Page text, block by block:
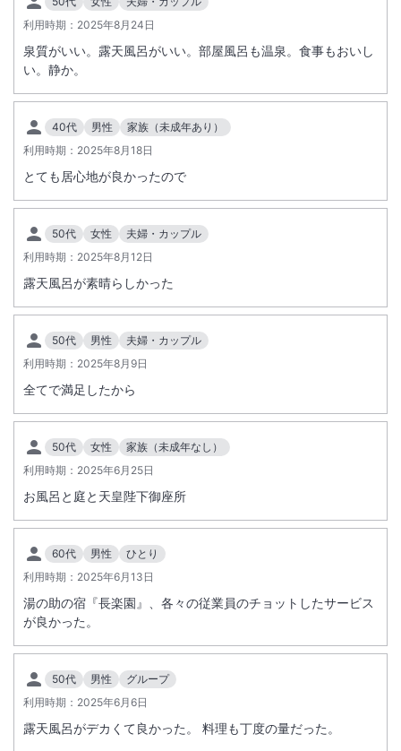
利用時期： 2025年8月24日
泉質がいい。露天風呂がいい。部屋風呂も温泉。食事もおいし
い。静か。
40代 男性
家族（未成年あり）
利用時期： 2025年8月18日
とても居心地が良かったので
50代 女性
夫婦・カップル
利用時期： 2025年8月12日
露天風呂が素晴らしかった
50代 男性
夫婦・カップル
利用時期： 2025年8月9日
全てで満足したから
50代 女性
家族（未成年なし）
利用時期： 2025年6月25日
お風呂と庭と天皇陛下御座所
60代 男性
ひとり
利用時期： 2025年6月13日
湯の助の宿『長楽園』、各々の従業員のチョットしたサービス
が良かった。
50代 男性
グループ
利用時期： 2025年6月6日
露天風呂がデカくて良かった。 料理も丁度の量だった。